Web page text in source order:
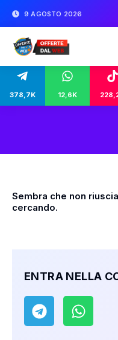
9 AGOSTO 2026
378,7K 12,6K
Sembra che non
cercando.
ENTRA NELLA